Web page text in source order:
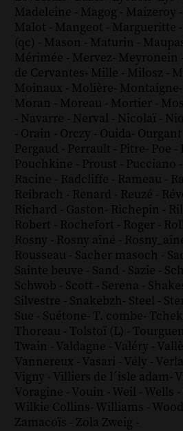
Madeleine - Magog - Maizeroy -
Malot - Mangeot - Margueritte -
(qc) - Mason - Maturin -
Mérimée - Mervez- Meyronein -
de Cervantes- Mille - Milosz -
Moinaux - Molière- Montaigne-
Moran - Moreau - Mortier -
- Navarre - Nerval - Nicolaï -
- Orain - Orczy - Ouida- Ourgant
Pergaud - Perrault - Pitre- Poe -
Pouchkine - Proust - Pucciano -
Racine - Radcliffe - Rameau -
Reibrach - Renard - Reuzé -
Richard - Gaston- Richepin -
Robert - Rochefort - Roger -
Rosny - Rosny aîné -
Rousseau - Sacher masoch -
Sainte beuve - Sand - Sazie -
Schwob - Scott - Serena -
Silvestre - Snakebzh- Steel -
Sue - Suétone- T. combe-
Thoreau - Tolstoï (L) -
Twain - Valdagne - Valéry -
Vannereux - Vasari - Vély -
Vigny - Villiers de l´isle adam-
Voragine - Vouin - Weil - Wells -
Wilkie Collins- Williams - Wood
Zamacoïs - Zola Zweig -